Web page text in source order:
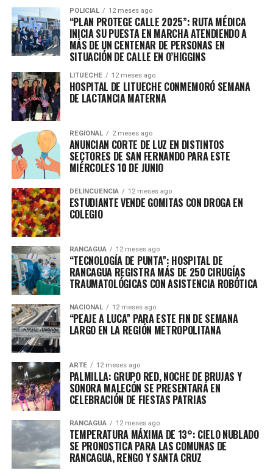
POLICIAL 12 meses ago
“PLAN PROTEGE CALLE 2025”: RUTA MÉDICA
INICIA SU PUESTA EN MARCHA ATENDIENDO A
MÁS DE UN CENTENAR DE PERSONAS EN
SITUACIÓN DE CALLE EN O’HIGGINS
LITUECHE 12 meses ago
HOSPITAL DE LITUECHE CONMEMORÓ SEMANA
DE LACTANCIA MATERNA
REGIONAL 2 meses ago
ANUNCIAN CORTE DE LUZ EN DISTINTOS
SECTORES DE SAN FERNANDO PARA ESTE
MIÉRCOLES 10 DE JUNIO
DELINCUENCIA 12 meses ago
ESTUDIANTE VENDE GOMITAS CON DROGA EN
COLEGIO
RANCAGUA 12 meses ago
“TECNOLOGÍA DE PUNTA”: HOSPITAL DE
RANCAGUA REGISTRA MÁS DE 250 CIRUGÍAS
TRAUMATOLÓGICAS CON ASISTENCIA ROBÓTICA
NACIONAL 12 meses ago
“PEAJE A LUCA” PARA ESTE FIN DE SEMANA
LARGO EN LA REGIÓN METROPOLITANA
ARTE 12 meses ago
PALMILLA: GRUPO RED, NOCHE DE BRUJAS Y
SONORA MALECÓN SE PRESENTARÁ EN
CELEBRACIÓN DE FIESTAS PATRIAS
RANCAGUA 12 meses ago
TEMPERATURA MÁXIMA DE 13°: CIELO NUBLADO
SE PRONOSTICA PARA LAS COMUNAS DE
RANCAGUA, RENGO Y SANTA CRUZ